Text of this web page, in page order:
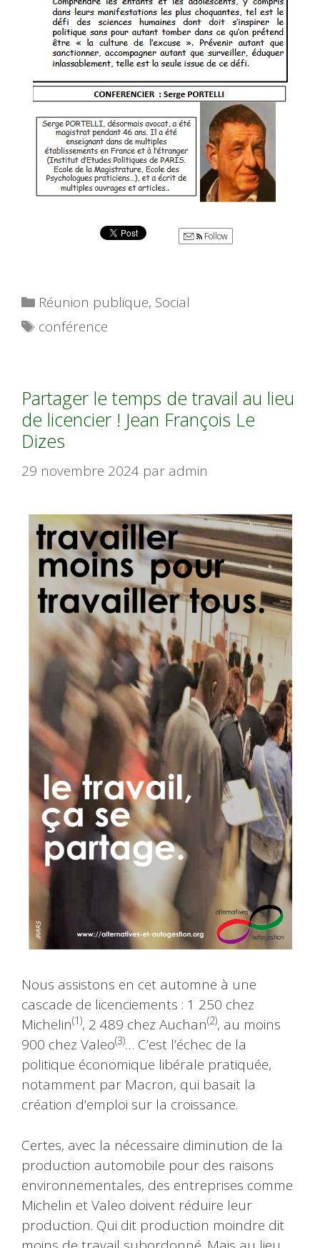
Follow
Catégories
Réunion publique, Social
Étiquettes
conférence
Partager le temps de travail au lieu
de licencier ! Jean François Le
Dizes
29 novembre 2024 par admin
Nous assistons en cet automne à une
cascade de licenciements : 1 250 chez
Michelin(1), 2 489 chez Auchan(2), au moins
900 chez Valeo(3)… C’est l’échec de la
politique économique libérale pratiquée,
notamment par Macron, qui basait la
création d’emploi sur la croissance.
Certes, avec la nécessaire diminution de la
production automobile pour des raisons
environnementales, des entreprises comme
Michelin et Valeo doivent réduire leur
production. Qui dit production moindre dit